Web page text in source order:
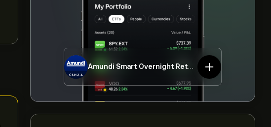
Amundi Smart Overnight Return GBP Hedged UCITS ETF Acc